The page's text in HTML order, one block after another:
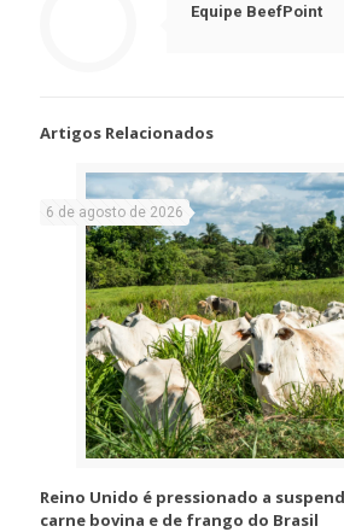
Equipe BeefPoint
Artigos Relacionados
6 de agosto de 2026
Reino Unido é pressionado a
carne bovina e de frango do Brasil